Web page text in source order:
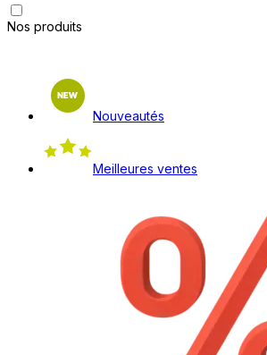
Nos produits
Nouveautés
Meilleures ventes